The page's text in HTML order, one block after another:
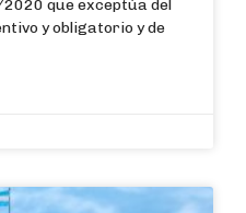
que exceptúa del
y obligatorio y de